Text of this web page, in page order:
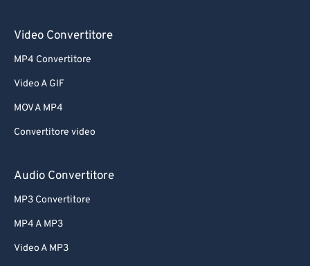
Video Convertitore
MP4 Convertitore
Video A GIF
MOV A MP4
Convertitore video
Audio Convertitore
MP3 Convertitore
MP4 A MP3
Video A MP3